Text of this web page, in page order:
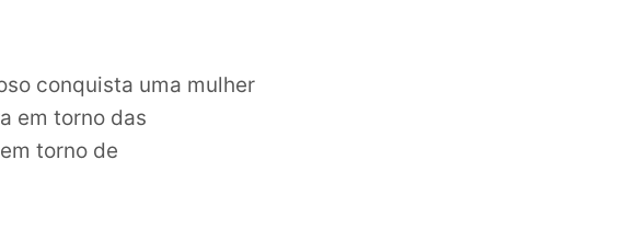
conquista uma mulher
em torno das
torno de